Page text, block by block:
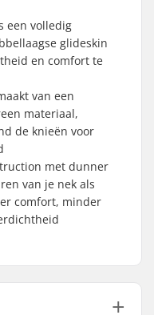
een volledig
glideskin
en comfort te
van een
materiaal,
de knieën voor
met dunner
van je nek als
comfort, minder